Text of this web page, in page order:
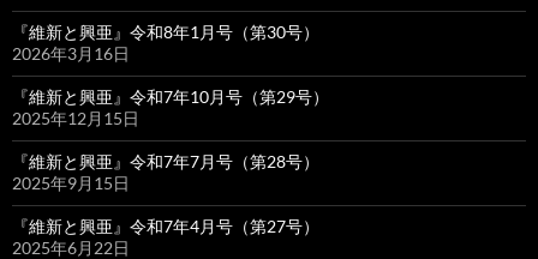
『維新と興亜』令和8年1月号（第30号）
2026年3月16日
『維新と興亜』令和7年10月号（第29号）
2025年12月15日
『維新と興亜』令和7年7月号（第28号）
2025年9月15日
『維新と興亜』令和7年4月号（第27号）
2025年6月22日